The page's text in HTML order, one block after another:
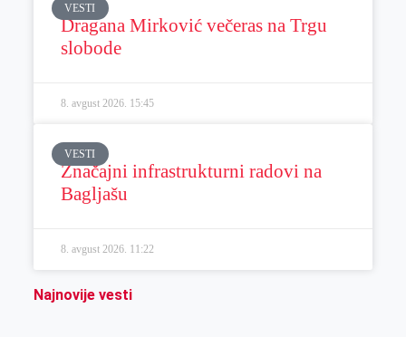
VESTI
Dragana Mirković večeras na Trgu
slobode
8. avgust 2026. 15:45
VESTI
Značajni infrastrukturni radovi na
Bagljašu
8. avgust 2026. 11:22
Najnovije vesti